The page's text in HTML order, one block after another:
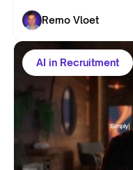
Remo Vloet
AI in Recruitment